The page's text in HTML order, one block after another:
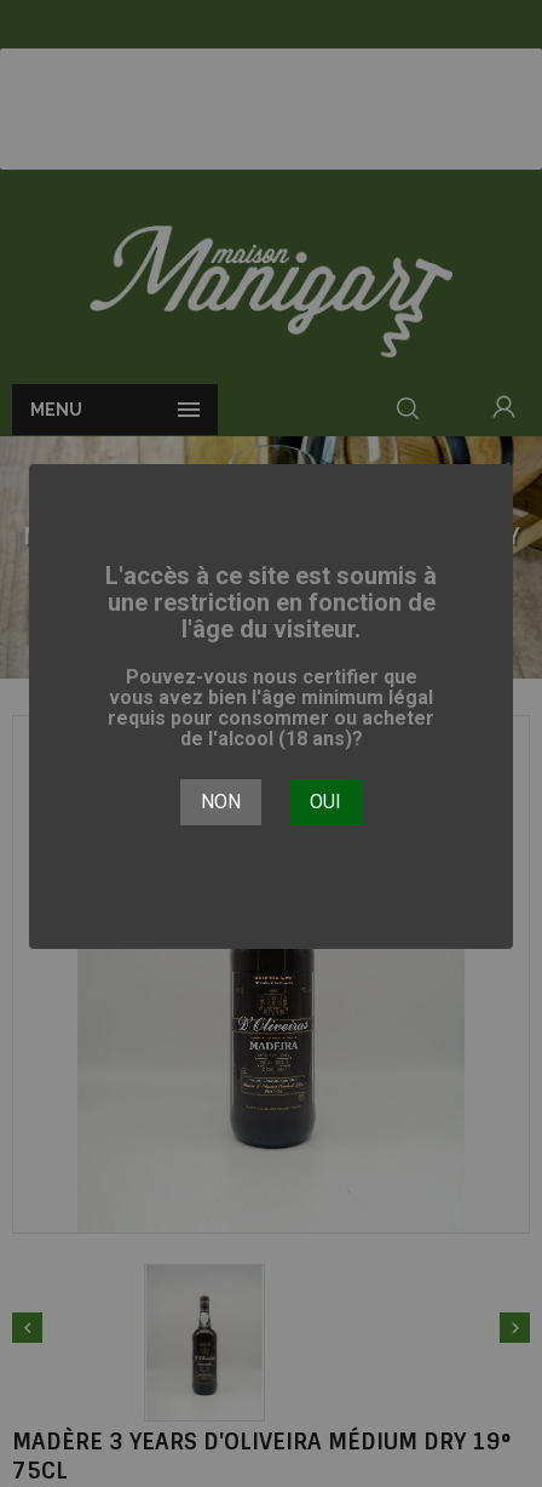
L'accès à ce site est soumis à
une restriction en fonction de
l'âge du visiteur.
Pouvez-vous nous certifier que
vous avez bien l'âge minimum légal
requis pour consommer ou acheter
de l'alcool (18 ans)?
NON OUI

MENU
MADÈRE 3 YEARS D'OLIVEIRA MÉDIUM DRY
19° 75CL
 
MADÈRE 3 YEARS D'OLIVEIRA MÉDIUM DRY 19°
75CL